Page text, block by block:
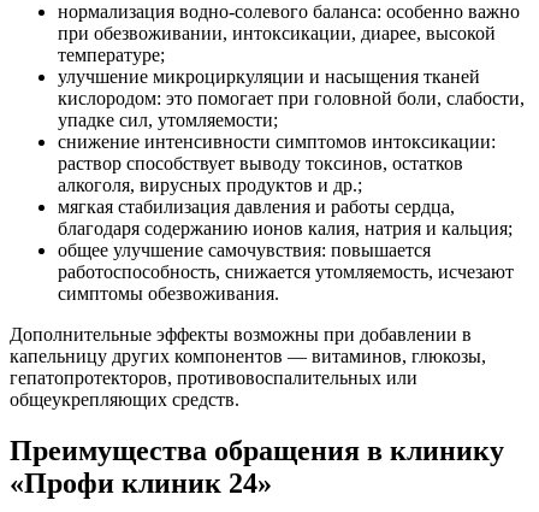
нормализация водно-солевого баланса: особенно важно
при обезвоживании, интоксикации, диарее, высокой
температуре;
улучшение микроциркуляции и насыщения тканей
кислородом: это помогает при головной боли, слабости,
упадке сил, утомляемости;
снижение интенсивности симптомов интоксикации:
раствор способствует выводу токсинов, остатков
алкоголя, вирусных продуктов и др.;
мягкая стабилизация давления и работы сердца,
благодаря содержанию ионов калия, натрия и кальция;
общее улучшение самочувствия: повышается
работоспособность, снижается утомляемость, исчезают
симптомы обезвоживания.
Дополнительные эффекты возможны при добавлении в
капельницу других компонентов — витаминов, глюкозы,
гепатопротекторов, противовоспалительных или
общеукрепляющих средств.
Преимущества обращения в клинику
«Профи клиник 24»